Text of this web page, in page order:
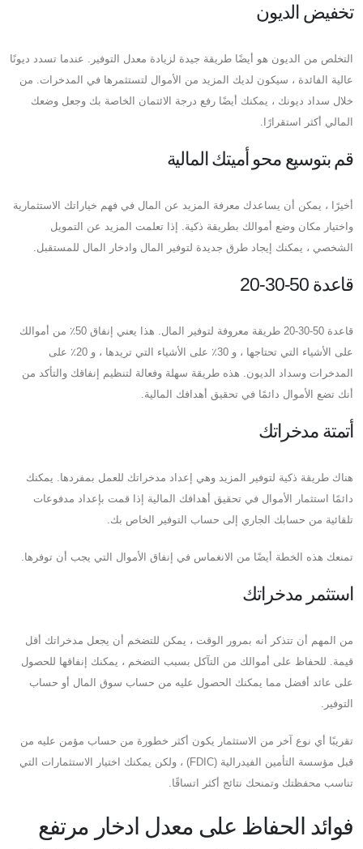
تخفيض الديون
التخلص من الديون هو أيضًا طريقة جيدة لزيادة معدل التوفير. عندما تسدد ديونًا
عالية الفائدة ، سيكون لديك المزيد من الأموال لتستثمرها في المدخرات. من
خلال سداد ديونك ، يمكنك أيضًا رفع درجة الائتمان الخاصة بك وجعل وضعك
المالي أكثر استقرارًا.
قم بتوسيع محو أميتك المالية
أخيرًا ، يمكن أن يساعدك معرفة المزيد عن المال في فهم خياراتك الاستثمارية
واختيار مكان وضع أموالك بطريقة ذكية. إذا تعلمت المزيد عن التمويل
الشخصي ، يمكنك إيجاد طرق جديدة لتوفير المال وادخار المال للمستقبل.
قاعدة 50-30-20
قاعدة 50-30-20 طريقة معروفة لتوفير المال. هذا يعني إنفاق 50٪ من أموالك
على الأشياء التي تحتاجها ، و 30٪ على الأشياء التي تريدها ، و 20٪ على
المدخرات وسداد الديون. هذه طريقة سهلة وفعالة لتنظيم إنفاقك والتأكد من
أنك تضع الأموال دائمًا في تحقيق أهدافك المالية.
أتمتة مدخراتك
هناك طريقة ذكية لتوفير المزيد وهي إعداد مدخراتك للعمل بمفردها. يمكنك
دائمًا استثمار الأموال في تحقيق أهدافك المالية إذا قمت بإعداد مدفوعات
تلقائية من حسابك الجاري إلى حساب التوفير الخاص بك.
تمنعك هذه الخطة أيضًا من الانغماس في إنفاق الأموال التي يجب أن توفرها.
استثمر مدخراتك
من المهم أن تتذكر أنه بمرور الوقت ، يمكن للتضخم أن يجعل مدخراتك أقل
قيمة. للحفاظ على أموالك من التآكل بسبب التضخم ، يمكنك إنفاقها للحصول
على عائد أفضل مما يمكنك الحصول عليه من حساب سوق المال أو حساب
التوفير.
تقريبًا أي نوع آخر من الاستثمار يكون أكثر خطورة من حساب مؤمن عليه من
قبل مؤسسة التأمين الفيدرالية (FDIC) ، ولكن يمكنك اختيار الاستثمارات التي
تناسب محفظتك وتمنحك نتائج أكثر اتساقًا.
فوائد الحفاظ على معدل ادخار مرتفع